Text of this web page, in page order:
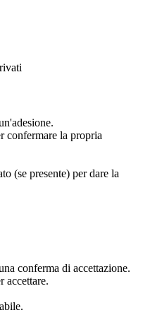
confermare la propria
(se presente) per dare la
conferma di accettazione.
accettare.